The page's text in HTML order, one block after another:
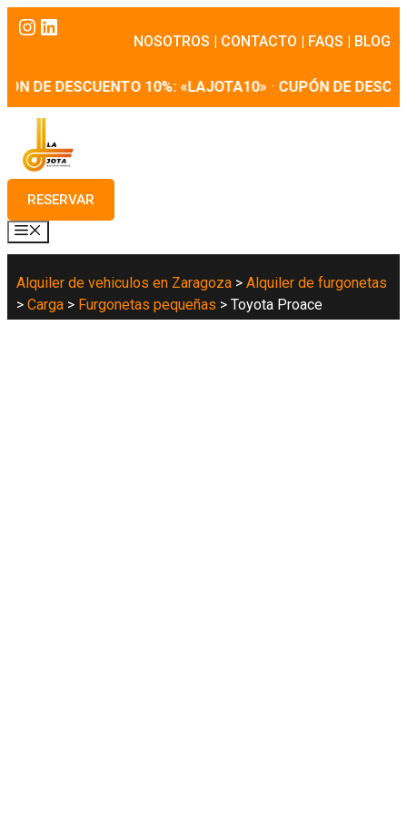
Saltar
Instagram LinkedIn
DE DESCUENTO 10%: «LAJOTA10» · CUPÓN DE
NOSOTROS | CONTACTO | FAQS | BLOG
RESERVAR
Alquiler de vehiculos en Zaragoza > Alquiler de furgonetas
> Carga > Furgonetas pequeñas > Toyota Proace